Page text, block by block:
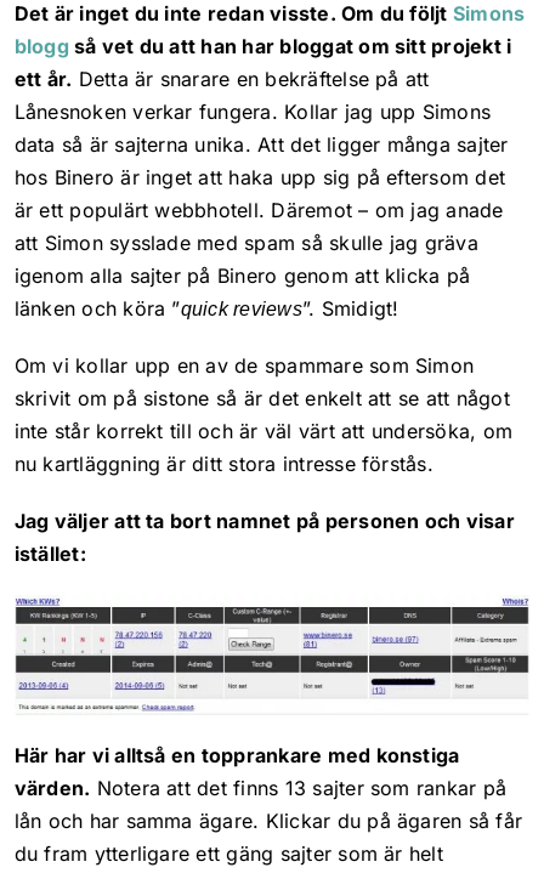
Det är inget du inte redan visste. Om du följt Simons
blogg så vet du att han har bloggat om sitt projekt i
ett år. Detta är snarare en bekräftelse på att
Lånesnoken verkar fungera. Kollar jag upp Simons
data så är sajterna unika. Att det ligger många sajter
hos Binero är inget att haka upp sig på eftersom det
är ett populärt webbhotell. Däremot – om jag anade
att Simon sysslade med spam så skulle jag gräva
igenom alla sajter på Binero genom att klicka på
länken och köra ”quick reviews”. Smidigt!
Om vi kollar upp en av de spammare som Simon
skrivit om på sistone så är det enkelt att se att något
inte står korrekt till och är väl värt att undersöka, om
nu kartläggning är ditt stora intresse förstås.
Jag väljer att ta bort namnet på personen och visar
istället:
Här har vi alltså en topprankare med konstiga
värden. Notera att det finns 13 sajter som rankar på
lån och har samma ägare. Klickar du på ägaren så får
du fram ytterligare ett gäng sajter som är helt